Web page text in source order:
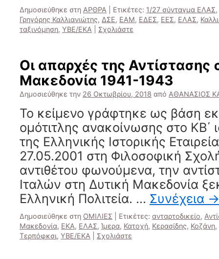
Δημοσιεύθηκε στη ΑΡΘΡΑ Ετικέτες: 1/27 σύνταγμα ΕΛΑΣ,
Γρηγόρης Καλλιανιώτης, ΔΣΕ, ΕΑΜ, ΕΔΕΣ, ΕΕΣ, ΕΛΑΣ,
ταξινόμηση, ΥΒΕ/ΕΚΑ Σχολιάστε
Οι απαρχές της Αντίστασης
Μακεδονία 1941-1943
Δημοσιεύθηκε την 26 Οκτωβρίου, 2018 από ΑΘΑΝΑΣΙΟΣ
Το κείμενο γράφτηκε ως βάση
ομότιτλης ανακοίνωσης στο ΚΒ΄
της Ελληνικής Ιστορικής
27.05.2001 στη Φιλοσοφική
αντιθέτου φωνούμενα, την
Ιταλών στη Δυτική Μακεδονία
Ελληνική Πολιτεία. … Συνέχεια →
Δημοσιεύθηκε στη ΟΜΙΛΙΕΣ Ετικέτες: ανταρτοδικείο,
Μακεδονία, ΕΚΑ, ΕΛΑΣ, Ίμερα, Κατοχή, Κερασίδης, Κοζάνη,
Τερπόφκσι, ΥΒΕ/ΕΚΑ Σχολιάστε